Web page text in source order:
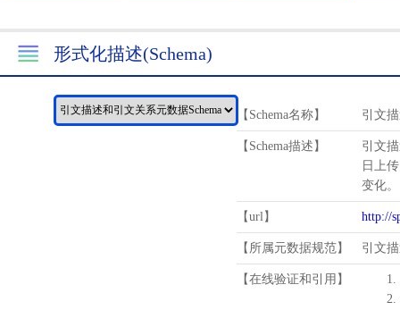
形式化描述(Schema)
【Schema名称】 引文
【Schema描述】
引文
日上
变化。
【url】 http://
【所属元数据规范】 引文
【在线验证和引用】
1.
2.